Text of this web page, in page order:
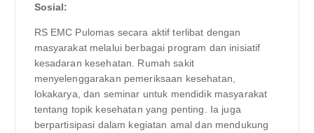
Sosial:
RS EMC Pulomas secara aktif terlibat dengan
masyarakat melalui berbagai program dan inisiatif
kesadaran kesehatan. Rumah sakit
menyelenggarakan pemeriksaan kesehatan,
lokakarya, dan seminar untuk mendidik masyarakat
tentang topik kesehatan yang penting. Ia juga
berpartisipasi dalam kegiatan amal dan mendukung